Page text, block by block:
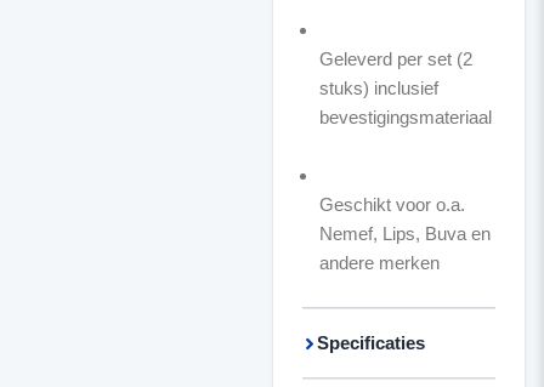
Geleverd per set (2
stuks) inclusief
bevestigingsmateriaal
Geschikt voor o.a.
Nemef, Lips, Buva en
andere merken
Specificaties